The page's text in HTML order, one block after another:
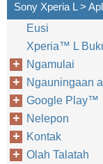
Sony Xperia L >
Eusi
Xperia™‎ L
Ngamulai
Ngauningaan
Google Play™‎
Nelepon
Kontak
Olah Talatah